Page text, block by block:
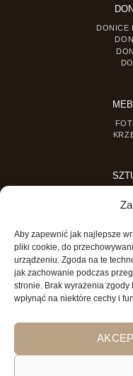
Aby zapewnić jak najlepsze
pliki cookie, do
urządzeniu. Zgoda na te
jak zachowanie podczas
stronie. Brak wyrażenia
wpłynąć na niektóre cechy i
DONICE
MINI